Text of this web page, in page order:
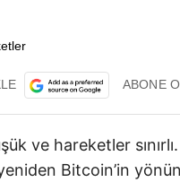
ABONE
ve hareketler
Bitcoin’in